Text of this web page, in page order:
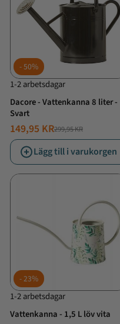
50%
1-2 arbetsdagar
Dacore - Vattenkanna 8 liter -
Svart
NORMALT
PRIS
299,95 KR
ERBJUDANDE
PRIS
149,95 KR
Lägg till i varukorgen
23%
1-2 arbetsdagar
Vattenkanna - 1,5 L löv vita